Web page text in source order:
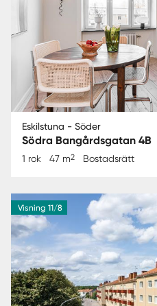
Eskilstuna - Söder
Södra Bangårdsgatan 4B
1 rok 47 m2 Bostadsrätt
Visning 11/8